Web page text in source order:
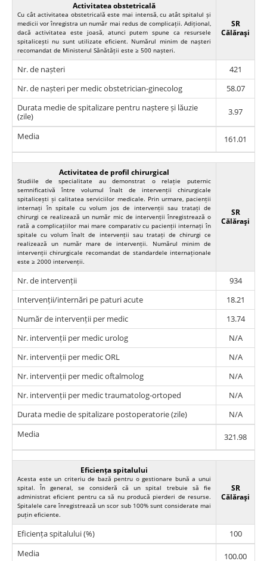
Activitatea obstetricală
Cu cât activitatea obstetricală este mai intensă, cu atât spitalul și
medicii vor înregistra un număr mai redus de complicații. Adițional,
dacă activitatea este joasă, atunci putem spune ca resursele
spitalicești nu sunt utilizate eficient. Numărul minim de nașteri
recomandat de Ministerul Sănătății este ≥ 500 nașteri.
SR
Călăraşi
Nr. de nașteri
421
Nr. de nașteri per medic obstetrician-ginecolog
58.07
Durata medie de spitalizare pentru naștere și lăuzie
(zile)
3.97
Media 161.01
Activitatea de profil chirurgical
Studiile de specialitate au demonstrat o relație puternic
semnificativă între volumul înalt de intervenții chirurgicale
spitalicești și calitatea serviciilor medicale. Prin urmare, pacienții
internați în spitale cu volum jos de intervenții sau tratați de
chirurgi ce realizează un număr mic de intervenții înregistrează o
rată a complicațiilor mai mare comparativ cu pacienții internați în
spitale cu volum înalt de intervenții sau tratați de chirurgi ce
realizează un număr mare de intervenții. Numărul minim de
intervenții chirurgicale recomandat de standardele internaționale
este ≥ 2000 intervenții.
SR
Călăraşi
Nr. de intervenții
934
Intervenții/internări pe paturi acute
18.21
Număr de intervenții per medic
13.74
Nr. intervenții per medic urolog
N/A
Nr. intervenții per medic ORL
N/A
Nr. intervenții per medic oftalmolog
N/A
Nr. intervenții per medic traumatolog-ortoped
N/A
Durata medie de spitalizare postoperatorie (zile)
N/A
Media
321.98
Eficiența spitalului
Acesta este un criteriu de bază pentru o gestionare bună a unui
spital. În general, se consideră că un spital trebuie să fie
administrat eficient pentru ca să nu producă pierderi de resurse.
Spitalele care înregistrează un scor sub 100% sunt considerate mai
puțin eficiente.
SR
Călăraşi
Eficiența spitalului (%)
100
Media
100.00